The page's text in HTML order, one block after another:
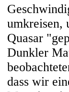
umkreisen,
Quasar
Dunkler
dass wir